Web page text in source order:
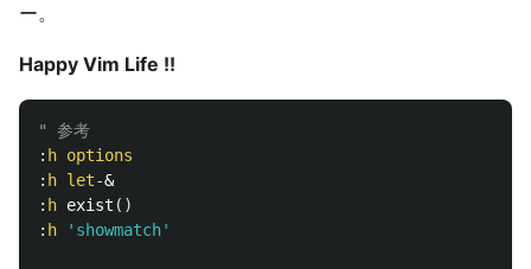
ー。
Happy Vim Life !!
" 参考
: h options
: h let-
: h exist ()
: h 'showmatch'